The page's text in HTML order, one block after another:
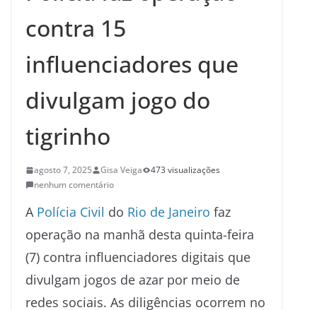
contra 15
influenciadores que
divulgam jogo do
tigrinho
agosto 7, 2025 Gisa Veiga
473 visualizações
nenhum comentário
A Polícia Civil do Rio de Janeiro faz
operação na manhã desta quinta-feira
(7) contra influenciadores digitais que
divulgam jogos de azar por meio de
redes sociais. As diligências ocorrem no